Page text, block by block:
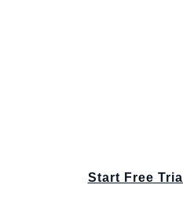
Start Free Trial